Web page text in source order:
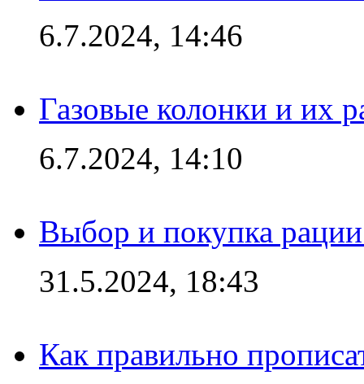
6.7.2024, 14:46
Газовые колонки и их
6.7.2024, 14:10
Выбор и покупка
31.5.2024, 18:43
Как правильно